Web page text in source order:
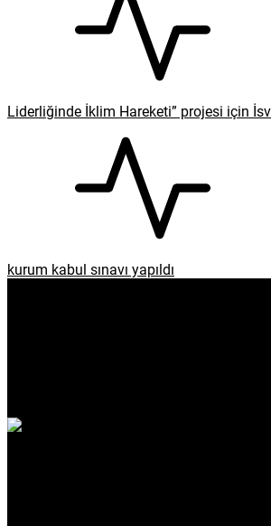
Liderliğinde İklim Hareketi” projesi için
kurum kabul sınavı yapıldı